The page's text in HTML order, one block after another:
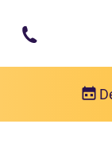
Passer au